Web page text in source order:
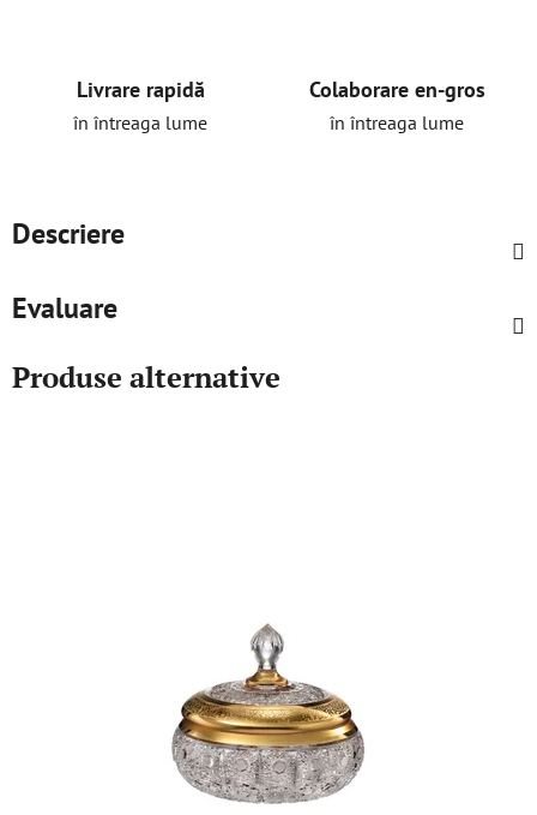
Livrare rapidă
în întreaga lume
Colaborare en-gros
în întreaga lume
Descriere
Evaluare
Produse alternative